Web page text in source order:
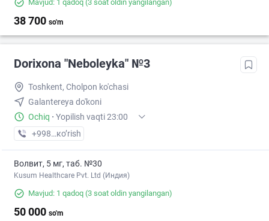
Mavjud: 1 qadoq (3 soat oldin yangilangan)
38 700 so'm
Dorixona "Neboleyka" №3
Toshkent, Cholpon ko'chasi
Galantereya do'koni
Ochiq · Yopilish vaqti 23:00
+998 (71) XXX-XX-XX
кo’rish
Волвит, 5 мг, таб. №30
Kusum Healthcare Pvt. Ltd (Индия)
Mavjud: 1 qadoq (3 soat oldin yangilangan)
50 000 so'm